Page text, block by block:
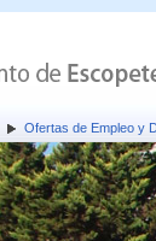
Ofertas de Empleo y